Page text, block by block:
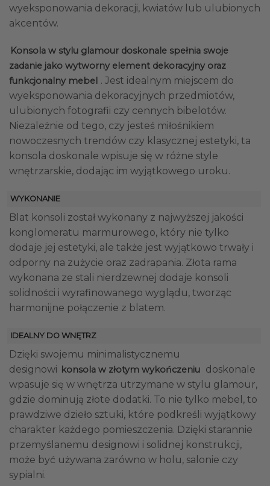
wyeksponowania dekoracji, kwiatów lub ulubionych
akcentów.
Konsola w stylu glamour doskonale spełnia swoje
zadanie jako wytworny element dekoracyjny oraz
funkcjonalny mebel . Jest idealnym miejscem do
wyeksponowania dekoracyjnych przedmiotów,
ulubionych fotografii czy cennych bibelotów.
Niezależnie od tego, czy jesteś miłośnikiem
nowoczesnych trendów czy klasycznej estetyki, ta
konsola doskonale wpisuje się w różne style
wnętrzarskie, dodając im wyjątkowego uroku.
WYKONANIE
Blat konsoli został wykonany z najwyższej jakości
konglomeratu marmurowego, który nie tylko
dodaje jej estetyki, ale także jest wyjątkowo trwały i
odporny na zużycie oraz zadrapania. Złota rama
wykonana ze stali nierdzewnej dodaje konsoli
solidności i wyrafinowanego wyglądu, tworząc
harmonijne połączenie z blatem.
IDEALNY DO WNĘTRZ
Dzięki swojemu minimalistycznemu
designowi konsola w złotym wykończeniu doskonale
wpasuje się w wnętrza utrzymane w stylu glamour,
gdzie dominują złote dodatki. To nie tylko mebel, to
prawdziwe dzieło sztuki, które podkreśli wyjątkowy
charakter każdego pomieszczenia. Dzięki starannie
przemyślanemu designowi i solidnej konstrukcji,
może być używana zarówno w holu, salonie czy
sypialni.